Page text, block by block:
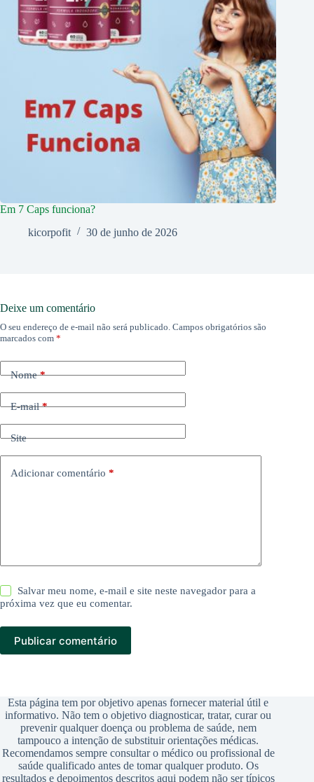
Em 7 Caps funciona?
kicorpofit
30 de junho de 2026
Deixe um comentário
O seu endereço de e-mail não será publicado. Campos obrigatórios são
marcados com *
Nome*
E-mail*
Site
Adicionar comentário *
Salvar meu nome, e-mail e site neste navegador para a
próxima vez que eu comentar.
Publicar comentário
Esta página tem por objetivo apenas fornecer material útil e
informativo. Não tem o objetivo diagnosticar, tratar, curar ou
prevenir qualquer doença ou problema de saúde, nem
tampouco a intenção de substituir orientações médicas.
Recomendamos sempre consultar o médico ou profissional de
saúde qualificado antes de tomar qualquer produto. Os
resultados e depoimentos descritos aqui podem não ser típicos